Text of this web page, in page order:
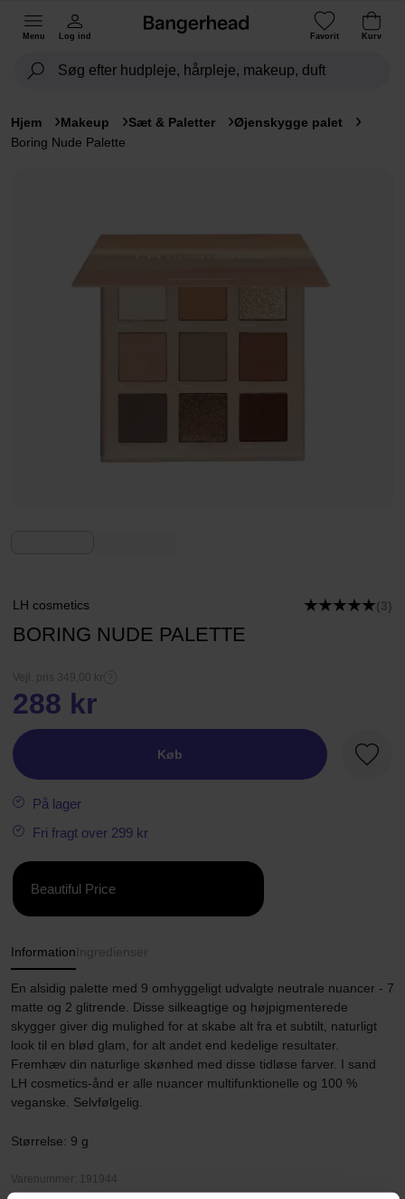
Menu Log ind Favorit Kurv
Hjem Makeup Sæt & Paletter
Øjenskygge palet
Boring Nude Palette
LH cosmetics (3)
BORING NUDE PALETTE
Vejl. pris 349,00 kr
288 kr
Køb
På lager
Fri fragt over 299 kr
Beautiful Price
Information Ingredienser
En alsidig palette med 9 omhyggeligt udvalgte neutrale nuancer - 7
matte og 2 glitrende. Disse silkeagtige og højpigmenterede
skygger giver dig mulighed for at skabe alt fra et subtilt, naturligt
look til en blød glam, for alt andet end kedelige resultater.
Fremhæv din naturlige skønhed med disse tidløse farver. I sand
LH cosmetics-ånd er alle nuancer multifunktionelle og 100 %
veganske. Selvfølgelig.
Størrelse: 9 g
Varenummer: 191944